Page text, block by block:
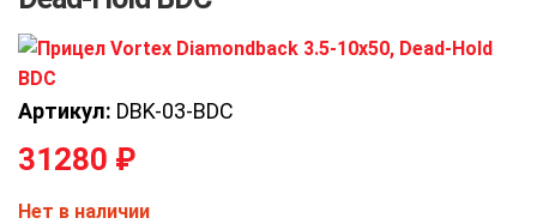
Артикул: DBK-03-BDC
31280 ₽
Нет в наличии